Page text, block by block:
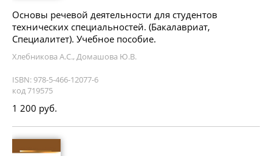
Основы речевой деятельности для студентов
технических специальностей. (Бакалавриат,
Специалитет). Учебное пособие.
Хлебникова А.С., Домашова Ю.В.
ISBN: 978-5-466-12077-6
код 719575
1 200 руб.